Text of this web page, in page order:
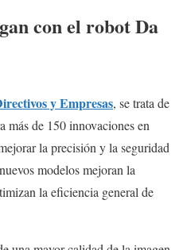
con el robot Da
y Empresas, se trata de
más de 150 innovaciones en
la precisión y la seguridad
modelos mejoran la
la eficiencia general de